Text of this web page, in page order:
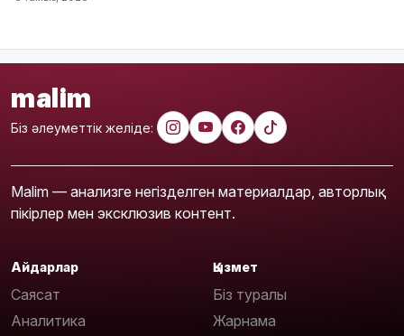
malim
Біз әлеуметтік желіде:
Malim — анализге негізделген материалдар, авторлық
пікірлер мен эксклюзив контент.
Айдарлар
Саясат
Аналитика
Қызмет
Біз туралы
Жарнама